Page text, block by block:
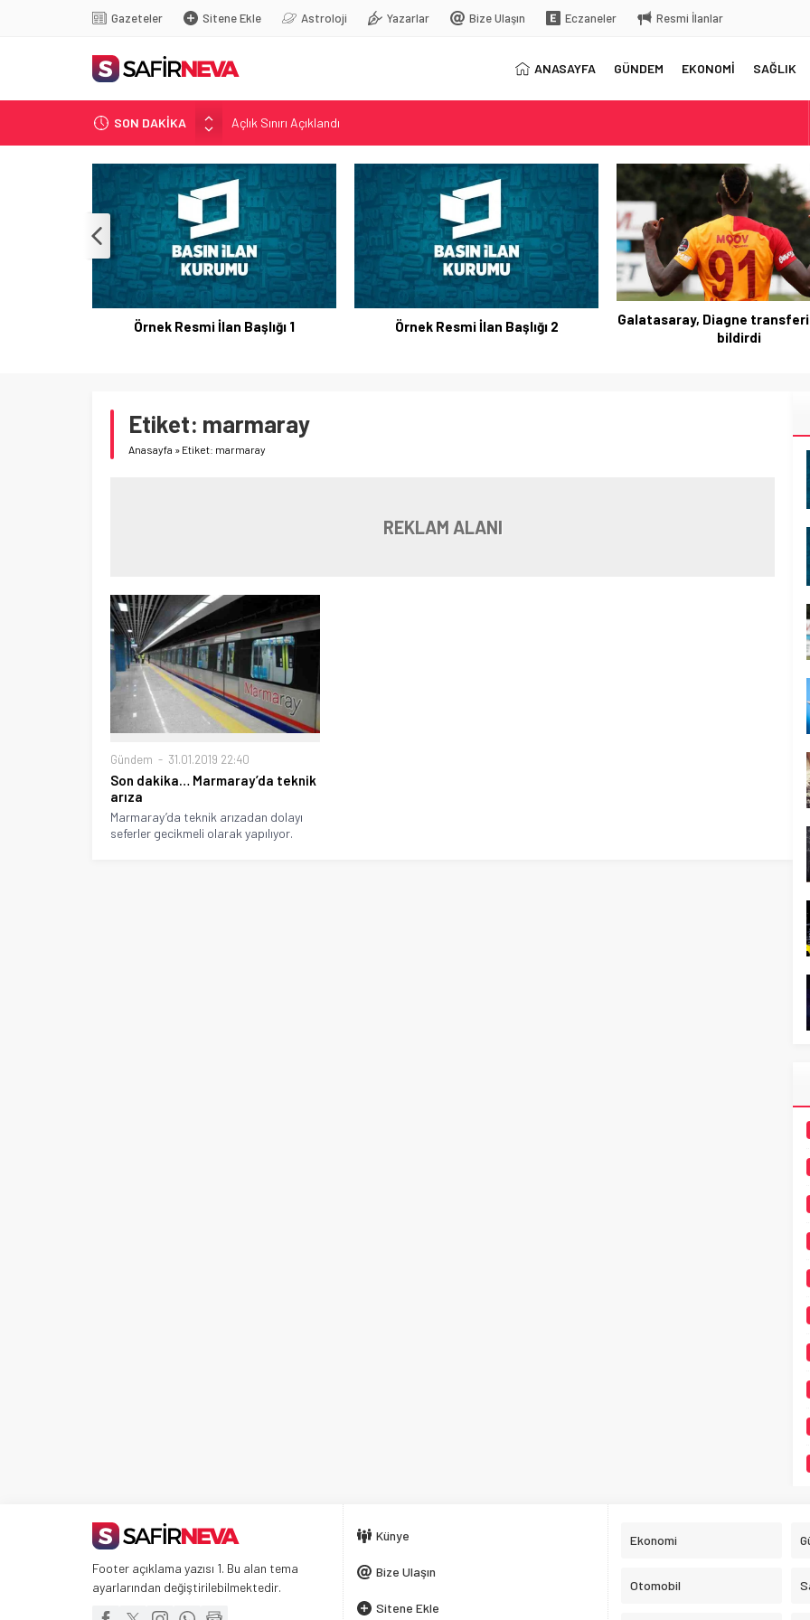
Gazeteler Sitene Ekle Astroloji Yazarlar Bize Ulaşın Eczaneler Resmi İlanlar
ANASAYFA GÜNDEM EKONOMİ SAĞLIK
SON DAKİKA
Açlık Sınırı Açıklandı
Öğretmenlere Kötü Haber
FETÖ’nün kritik ismi tutuklandı
Son dakika… İstanbul’da trafik felç
Yunanistan Başbakanı Çipras Türkiye’ye gelecek
Örnek Resmi İlan Başlığı 1 Örnek Resmi İlan Başlığı 2
Galatasaray, Diagne
bildirdi
Etiket: marmaray
Anasayfa » Etiket: marmaray
REKLAM ALANI
Gündem 31.01.2019 22:40
Son dakika… Marmaray’da teknik
arıza
Marmaray’da teknik arızadan dolayı
seferler gecikmeli olarak yapılıyor.
Footer açıklama yazısı 1. Bu alan tema
ayarlarından değiştirilebilmektedir.
Künye
Bize Ulaşın
Sitene Ekle
Ekonomi
Otomobil